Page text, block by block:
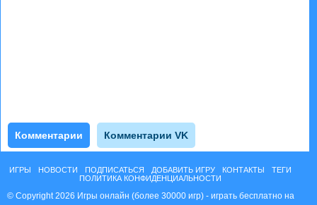
Комментарии Комментарии VK
ИГРЫ НОВОСТИ ПОДПИСАТЬСЯ ДОБАВИТЬ ИГРУ КОНТАКТЫ
ТЕГИ
ПОЛИТИКА КОНФИДЕНЦИАЛЬНОСТИ
© Copyright 2026 Игры онлайн (более 30000 игр) - играть бесплатно на